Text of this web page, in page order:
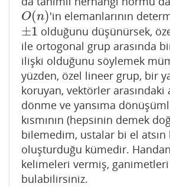
O(n)
O(n) 'in elemanlarının
±1
±1 olduğunu düşünürsek,
ile ortogonal grup arasında
ilişki olduğunu söylemek
yüzden, özel lineer grup, bir
koruyan, vektörler arasındaki
dönme ve yansıma
kısmının (hepsinin demek
bilemedim, ustalar bi el atsın
oluşturduğu kümedir.
kelimeleri vermiş,
bulabilirsiniz.